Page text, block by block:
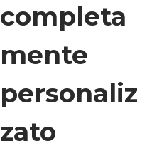
completa
mente
personaliz
zato